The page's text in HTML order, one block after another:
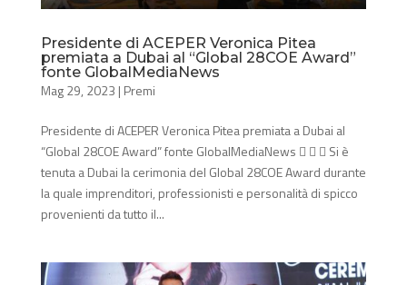
Presidente di ACEPER Veronica Pitea
premiata a Dubai al “Global 28COE Award”
fonte GlobalMediaNews
Mag 29, 2023 | Premi
Presidente di ACEPER Veronica Pitea premiata a Dubai al
“Global 28COE Award” fonte GlobalMediaNews    Si è
tenuta a Dubai la cerimonia del Global 28COE Award durante
la quale imprenditori, professionisti e personalità di spicco
provenienti da tutto il...